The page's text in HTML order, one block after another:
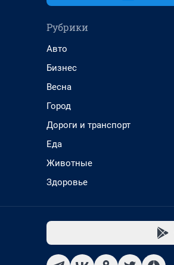
Рубрики
Авто
Бизнес
Весна
Город
Дороги и транспорт
Еда
Животные
Здоровье